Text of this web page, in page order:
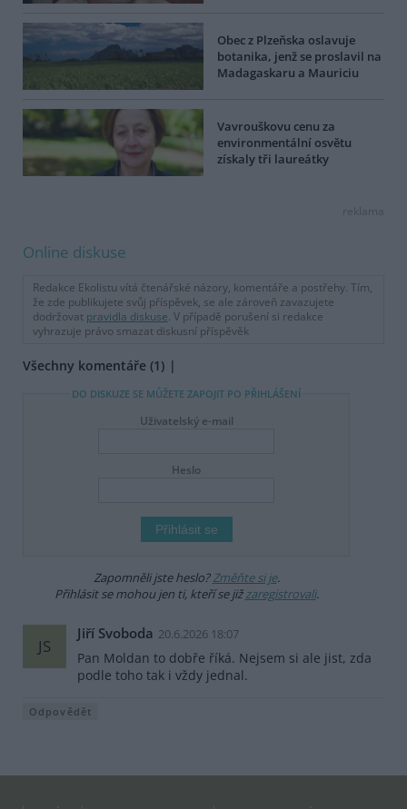
Obec z Plzeňska oslavuje
botanika, jenž se proslavil na
Madagaskaru a Mauriciu
Vavrouškovu cenu za
environmentální osvětu
získaly tři laureátky
reklama
Online diskuse
Redakce Ekolistu vítá čtenářské názory, komentáře a postřehy. Tím,
že zde publikujete svůj příspěvek, se ale zároveň zavazujete
dodržovat pravidla diskuse. V případě porušení si redakce
vyhrazuje právo smazat diskusní příspěvěk
Všechny komentáře (1)
DO DISKUZE SE MŮŽETE ZAPOJIT PO PŘIHLÁŠENÍ
Uživatelský e-mail
Heslo
Zapomněli jste heslo?Změňte si je.
Přihlásit se mohou jen ti, kteří se jižzaregistrovali.
JS
Jiří Svoboda 20.6.2026 18:07
Pan Moldan to dobře říká. Nejsem si ale jist, zda
podle toho tak i vždy jednal.
Odpovědět